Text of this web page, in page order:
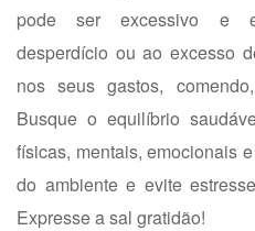
pode ser excessivo e
desperdício ou ao excesso
nos seus gastos,
Busque o equilíbrio
físicas, mentais, emocionais
do ambiente e evite
Expresse a sal gratidão!